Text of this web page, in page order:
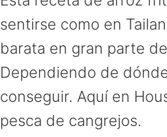
n
a
g
t
e
t
s
e
b
sentirse como en
barata en gran parte
Dependiendo de
conseguir. Aquí en
pesca de cangrejos.